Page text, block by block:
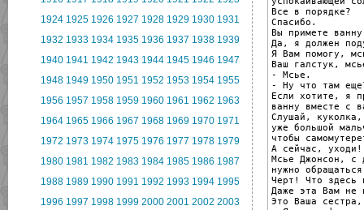
1924 1925 1926 1927 1928 1929 1930 1931
1932 1933 1934 1935 1936 1937 1938 1939
1940 1941 1942 1943 1944 1945 1946 1947
1948 1949 1950 1951 1952 1953 1954 1955
1956 1957 1958 1959 1960 1961 1962 1963
1964 1965 1966 1967 1968 1969 1970 1971
1972 1973 1974 1975 1976 1977 1978 1979
1980 1981 1982 1983 1984 1985 1986 1987
1988 1989 1990 1991 1992 1993 1994 1995
1996 1997 1998 1999 2000 2001 2002 2003
Все в порядке?
Спасибо.
Вы примете
Да, я должен
Я Вам помогу,
Ваш галстук,
- Мсье.
- Ну что там
Если хотите, я
ванну вместе с
Слушай,
уже большой
чтобы
А сейчас, уходи!
Мсье Джонсон, с
нужно
Черт! Что здесь
Даже эта Вам не
Это Ваша